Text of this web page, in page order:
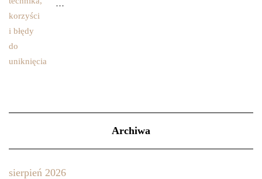
…
Archiwa
sierpień 2026